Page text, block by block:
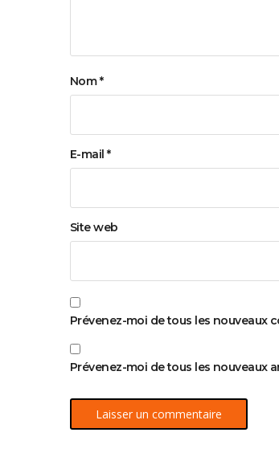
Nom*
E-mail*
Site web
Prévenez-moi de tous les nouveaux
Prévenez-moi de tous les nouveaux